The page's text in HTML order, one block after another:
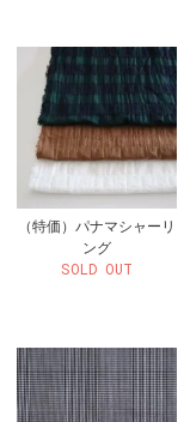
（特価）パナマシャーリ
ング
SOLD OUT